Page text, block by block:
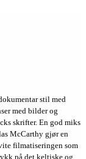
stil med
med bilder og
skrifter. En god miks
McCarthy gjør en
filmatiseringen som
på det keltiske og